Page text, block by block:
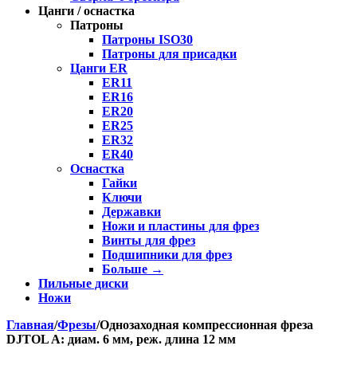
Цанги / оснастка
Патроны
Патроны ISO30
Патроны для присадки
Цанги ER
ER11
ER16
ER20
ER25
ER32
ER40
Оснастка
Гайки
Ключи
Державки
Ножи и пластины для фрез
Винты для фрез
Подшипники для фрез
Больше →
Пильные диски
Ножи
Главная/Фрезы/Однозаходная компрессионная фреза
DJTOL A: диам. 6 мм, реж. длина 12 мм